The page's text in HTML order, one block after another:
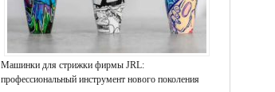
Машинки для стрижки фирмы JRL:
профессиональный инструмент нового поколения